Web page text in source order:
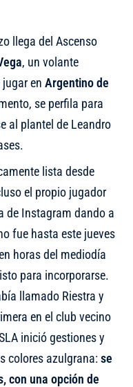
llega del Ascenso
, un volante
en Argentino de
se perfila para
al plantel de Leandro
lista desde
el propio jugador
de Instagram dando a
fue hasta este jueves
horas del mediodía
para incorporarse.
llamado Riestra y
en el club vecino
inició gestiones y
colores azulgrana:se
con una opción de